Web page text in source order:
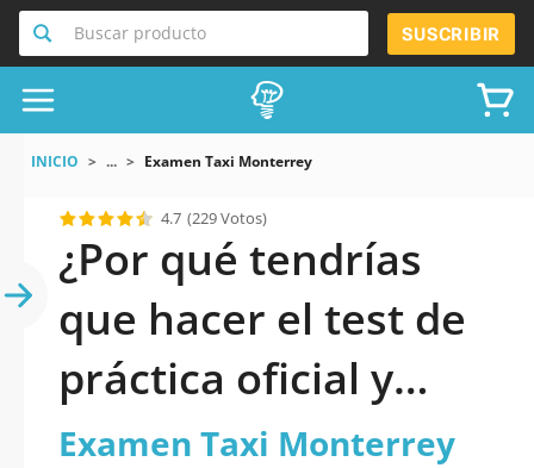
Buscar producto SUSCRIBIR
INICIO ... Examen Taxi Monterrey
4.7 (229 Votos)
¿Por qué tendrías
que hacer el test de
práctica oficial y
actualizado de
Examen Taxi Monterrey